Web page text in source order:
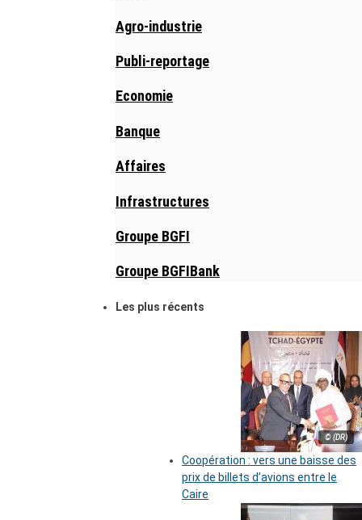
Agro-industrie
Publi-reportage
Economie
Banque
Affaires
Infrastructures
Groupe BGFI
Groupe BGFIBank
Les plus récents
© (DR)
Coopération : vers une baisse des
prix de billets d’avions entre le
Caire